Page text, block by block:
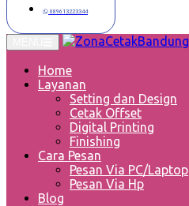
089613223344
Home
Layanan
Setting dan Design
Cetak Offset
Digital Printing
Finishing
Cara Pesan
Pesan Via PC/Laptop
Pesan Via Hp
Blog